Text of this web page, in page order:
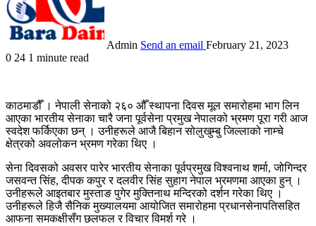
Admin Send an email February 21, 2023
0 24 1 minute read
काठमाडौँ । नेपाली सेनाको २६० औँ स्थापना दिवस मूल समारोहमा भाग लिन
आएका भारतीय सेनाका चारै जना पूर्वसेना प्रमुख नेपालको भ्रमण पूरा गरी आज
स्वदेश फर्किएका छन् । उनीहरूले आजै बिहान सोलुखुम्बु जिल्लाको नाम्चे
क्षेत्रको अवलोकन भ्रमण गरेका थिए ।
सेना दिवसको अवसर पारेर भारतीय सेनाका पूर्वप्रमुख विश्वनाथ शर्मा, जोगिन्दर
जसवन्त सिंह, दीपक कपुर र दलवीर सिंह सुहाग नेपाल भ्रमणमा आएका हुन् ।
उनीहरूले आइतबार मुस्ताङ पुगेर मुक्तिनाथ मन्दिरको दर्शन गरेका थिए ।
उनीहरूले हिजै सैनिक मुख्यालयमा आयोजित समारोहमा प्रधानसेनापतिसहित
आफना समकक्षीसँग छलफल र विचार विमर्श गरे ।